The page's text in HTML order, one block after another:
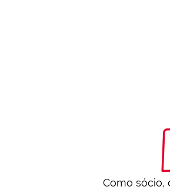
Como